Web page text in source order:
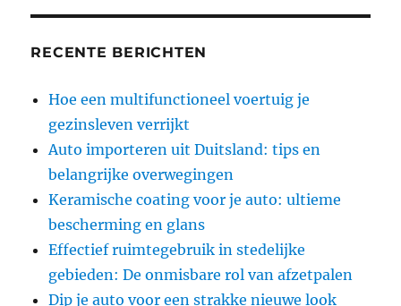
RECENTE BERICHTEN
Hoe een multifunctioneel voertuig je
gezinsleven verrijkt
Auto importeren uit Duitsland: tips en
belangrijke overwegingen
Keramische coating voor je auto: ultieme
bescherming en glans
Effectief ruimtegebruik in stedelijke
gebieden: De onmisbare rol van afzetpalen
Dip je auto voor een strakke nieuwe look